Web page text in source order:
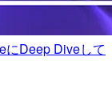
にDeep Diveして